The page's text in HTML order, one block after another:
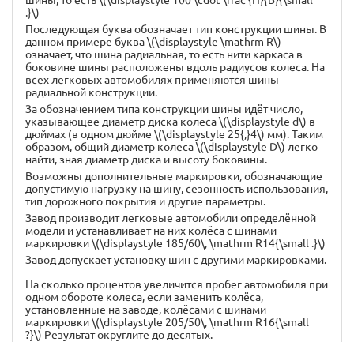
.}\)
Последующая буква обозначает тип конструкции шины. В
данном примере буква \(\displaystyle \mathrm R\)
означает, что шина радиальная, то есть нити каркаса в
боковине шины расположены вдоль радиусов колеса. На
всех легковых автомобилях применяются шины
радиальной конструкции.
За обозначением типа конструкции шины идёт число,
указывающее диаметр диска колеса \(\displaystyle d\) в
дюймах (в одном дюйме \(\displaystyle 25{,}4\) мм). Таким
образом, общий диаметр колеса \(\displaystyle D\) легко
найти, зная диаметр диска и высоту боковины.
Возможны дополнительные маркировки, обозначающие
допустимую нагрузку на шину, сезонность использования,
тип дорожного покрытия и другие параметры.
Завод производит легковые автомобили определённой
модели и устанавливает на них колёса с шинами
маркировки \(\displaystyle 185/60\, \mathrm R14{\small .}\)
Завод допускает установку шин с другими маркировками.
На сколько процентов увеличится пробег автомобиля при
одном обороте колеса, если заменить колёса,
установленные на заводе, колёсами с шинами
маркировки \(\displaystyle 205/50\, \mathrm R16{\small
?}\) Результат округлите до десятых.